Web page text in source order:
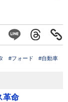
#フォード #自動車
革命